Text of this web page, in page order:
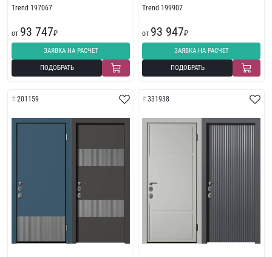
Trend 197067
от 93 747₽
ЗАЯВКА НА РАСЧЕТ
ПОДОБРАТЬ
Trend 199907
от 93 947₽
ЗАЯВКА НА РАСЧЕТ
ПОДОБРАТЬ
201159 331938